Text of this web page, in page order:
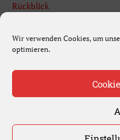
Wir verwenden Cookies, um
optimieren.
Rückblick
Uncategorized
Stecken und